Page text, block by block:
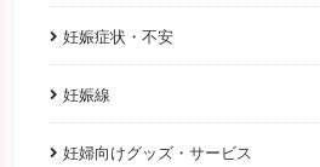
妊娠症状・不安
妊娠線
妊婦向けグッズ・サービス